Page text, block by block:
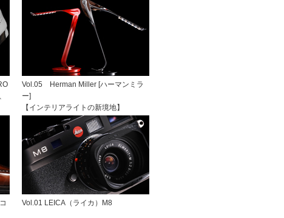
Vol.05 Herman Miller [ハーマンミラ
ー]
【インテリアライトの新境地】
Vol.01 LEICA（ライカ）M8